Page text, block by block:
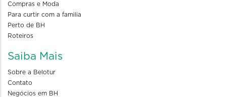
Compras e Moda
Para curtir com a familia
Perto de BH
Roteiros
Saiba Mais
Sobre a Belotur
Contato
Negócios em BH